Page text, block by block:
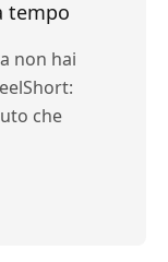
tempo
non hai
che